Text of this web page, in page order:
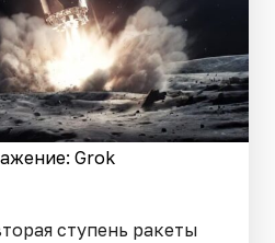
Grok
ступень ракеты